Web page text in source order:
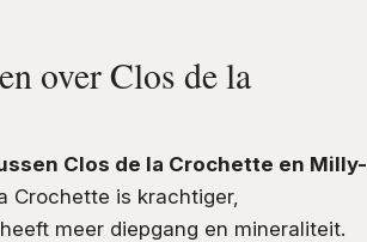
over Clos de la
Clos de la Crochette en Milly-
Crochette is krachtiger,
meer diepgang en mineraliteit.